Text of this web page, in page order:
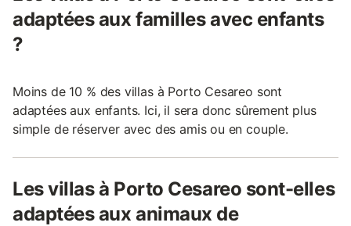
adaptées aux familles avec enfants
?
Moins de 10 % des villas à Porto Cesareo sont
adaptées aux enfants. Ici, il sera donc sûrement plus
simple de réserver avec des amis ou en couple.
Les villas à Porto Cesareo sont-elles
adaptées aux animaux de